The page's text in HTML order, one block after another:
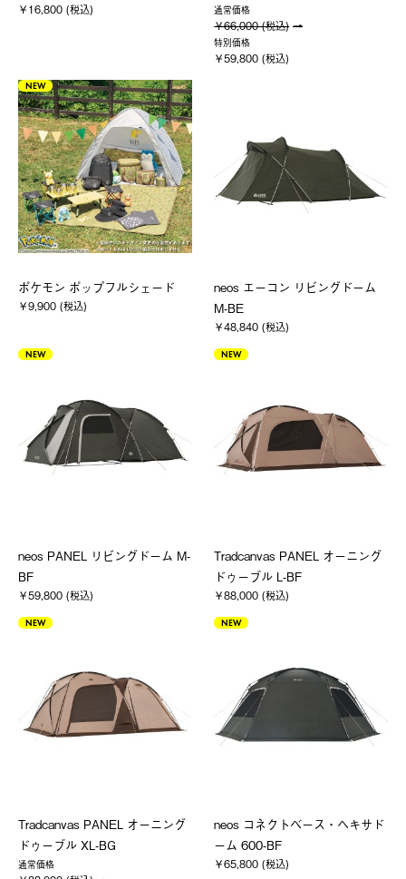
￥16,800 (税込) 通常価格
￥66,000 (税込)
特別価格
￥59,800 (税込)
NEW
ポケモン ポップフルシェード
￥9,900 (税込)
neos エーコン リビングドーム
M-BE
￥48,840 (税込)
NEW
neos PANEL リビングドーム M-
BF
￥59,800 (税込)
NEW
Tradcanvas PANEL オーニング
ドゥーブル L-BF
￥88,000 (税込)
NEW
Tradcanvas PANEL オーニング
ドゥーブル XL-BG
通常価格
NEW
neos コネクトベース・ヘキサド
ーム 600-BF
￥65,800 (税込)